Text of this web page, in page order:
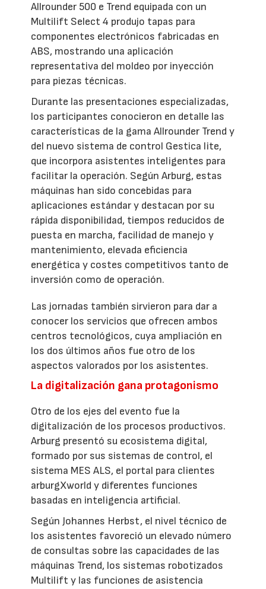
Allrounder 500 e Trend equipada con un
Multilift Select 4 produjo tapas para
componentes electrónicos fabricadas en
ABS, mostrando una aplicación
representativa del moldeo por inyección
para piezas técnicas.
Durante las presentaciones especializadas,
los participantes conocieron en detalle las
características de la gama Allrounder Trend y
del nuevo sistema de control Gestica lite,
que incorpora asistentes inteligentes para
facilitar la operación. Según Arburg, estas
máquinas han sido concebidas para
aplicaciones estándar y destacan por su
rápida disponibilidad, tiempos reducidos de
puesta en marcha, facilidad de manejo y
mantenimiento, elevada eficiencia
energética y costes competitivos tanto de
inversión como de operación.
Las jornadas también sirvieron para dar a
conocer los servicios que ofrecen ambos
centros tecnológicos, cuya ampliación en
los dos últimos años fue otro de los
aspectos valorados por los asistentes.
La digitalización gana protagonismo
Otro de los ejes del evento fue la
digitalización de los procesos productivos.
Arburg presentó su ecosistema digital,
formado por sus sistemas de control, el
sistema MES ALS, el portal para clientes
arburgXworld y diferentes funciones
basadas en inteligencia artificial.
Según Johannes Herbst, el nivel técnico de
los asistentes favoreció un elevado número
de consultas sobre las capacidades de las
máquinas Trend, los sistemas robotizados
Multilift y las funciones de asistencia